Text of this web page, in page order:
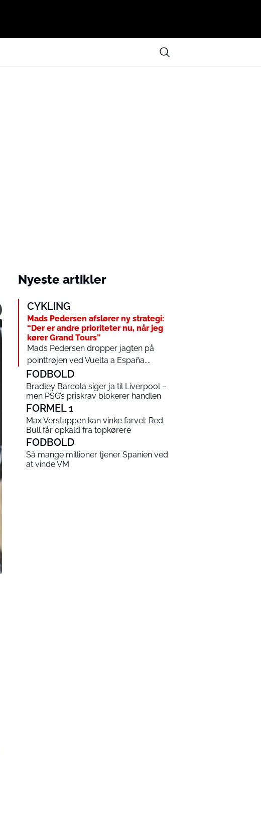
Nyeste artikler
CYKLING
Mads Pedersen afslører ny strategi:
“Der er andre prioriteter nu, når jeg
kører Grand Tours”
Mads Pedersen dropper jagten på
pointtrøjen ved Vuelta a España....
FODBOLD
Bradley Barcola siger ja til Liverpool –
men PSG’s priskrav blokerer handlen
FORMEL 1
Max Verstappen kan vinke farvel: Red
Bull får opkald fra topkørere
FODBOLD
Så mange millioner tjener Spanien ved
at vinde VM